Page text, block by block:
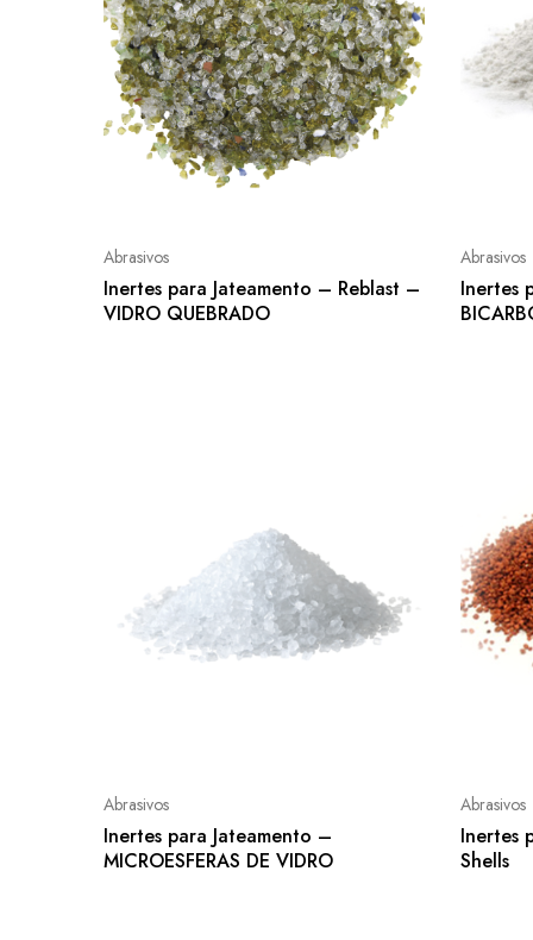
Abrasivos
Inertes para Jateamento – Reblast –
VIDRO QUEBRADO
Abrasivos
Inertes
Abrasivos
Inertes para Jateamento –
MICROESFERAS DE VIDRO
Abrasivos
Inertes
Shells